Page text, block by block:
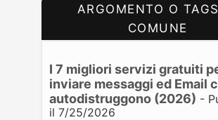
ARGOMENTO O
COMUNE
I 7 migliori servizi gratuiti
inviare messaggi ed Email
autodistruggono (2026) -
il 7/25/2026